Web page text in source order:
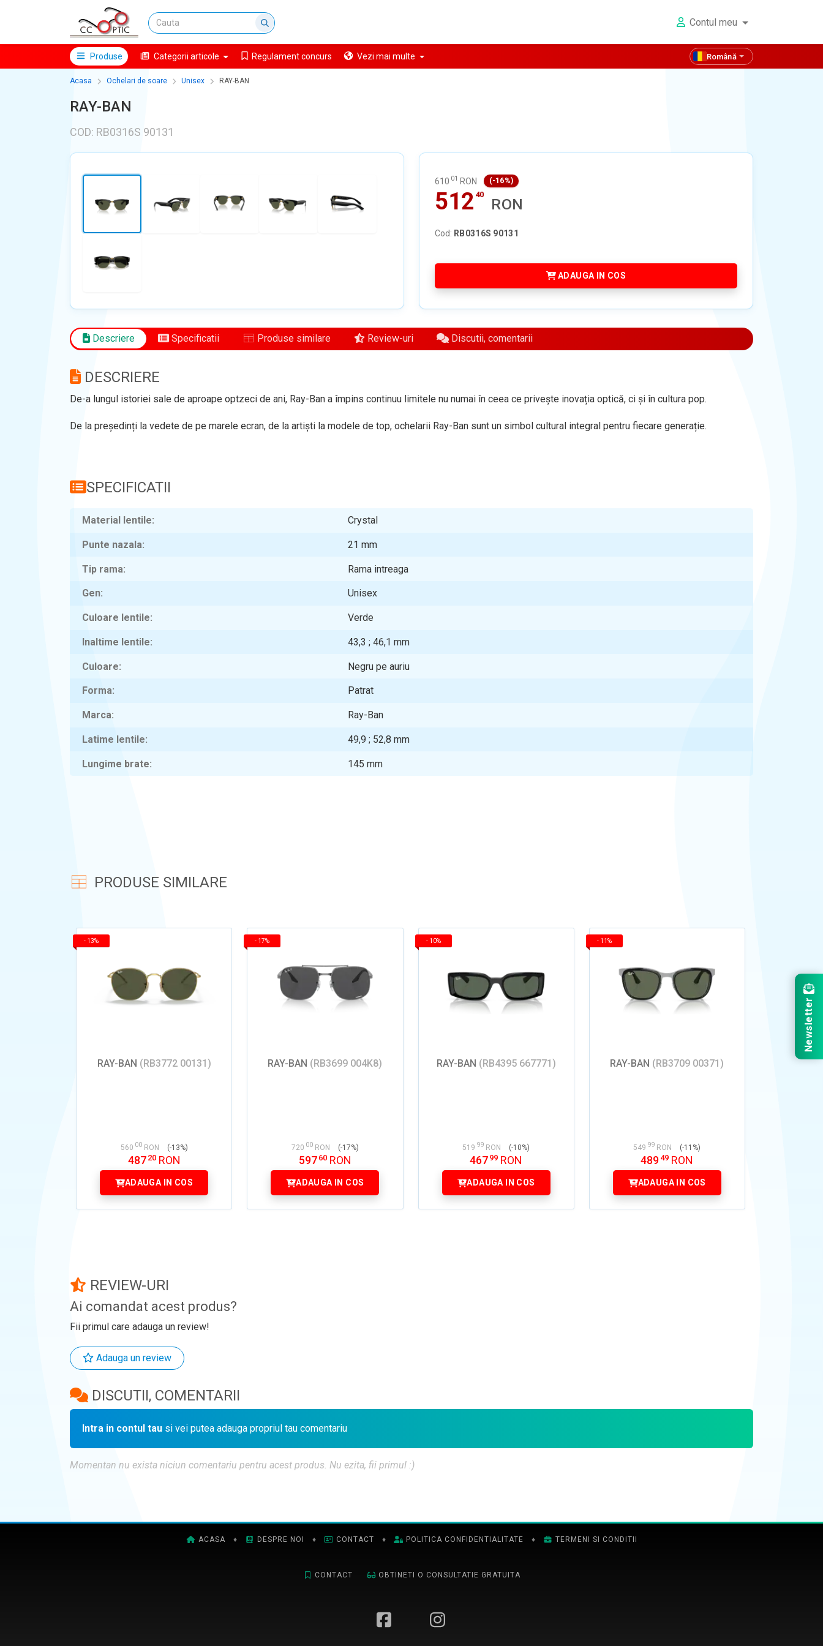
Contul meu
Produse Categorii articole Regulament concurs Vezi mai multe Română
Acasa Ochelari de soare Unisex RAY-BAN
RAY-BAN
COD: RB0316S 90131
610 01 RON (-16%)
512 40
RON
Cod: RB0316S 90131
ADAUGA IN COS
Descriere Specificatii Produse similare Review-uri Discutii, comentarii
DESCRIERE
De-a lungul istoriei sale de aproape optzeci de ani, Ray-Ban a împins continuu limitele nu numai în ceea ce privește inovația optică, ci și în cultura pop.
De la președinți la vedete de pe marele ecran, de la artiști la modele de top, ochelarii Ray-Ban sunt un simbol cultural integral pentru fiecare generație.
SPECIFICATII
Material lentile Crystal
Punte nazala 21mm
Tip rama Rama intreaga
Gen Unisex
Culoare lentile Verde
Inaltime lentile 43,3 ; 46,1mm
Culoare Negru pe auriu
Forma Patrat
Marca Ray-Ban
Latime lentile 49,9 ; 52,8mm
Lungime brate 145mm
PRODUSE SIMILARE
- 13%
RAY-BAN (RB3772 00131)
560 00 RON (-13%)
487 20 RON
ADAUGA IN COS
- 17%
RAY-BAN (RB3699 004K8)
720 00 RON (-17%)
597 60 RON
ADAUGA IN COS
- 10%
RAY-BAN (RB4395 667771)
519 99 RON (-10%)
467 99 RON
ADAUGA IN COS
- 11%
RAY-BAN (RB3709 00371)
549 99 RON (-11%)
489 49 RON
ADAUGA IN COS
REVIEW-URI
Ai comandat acest produs?
Fii primul care adauga un review!
Adauga un review
DISCUTII, COMENTARII
Intra in contul tau si vei putea adauga propriul tau comentariu
Momentan nu exista niciun comentariu pentru acest produs. Nu ezita, fii primul :)
ACASA ♦ DESPRE NOI ♦ CONTACT ♦ POLITICA CONFIDENTIALITATE ♦ TERMENI SI CONDITII
CONTACT OBTINETI O CONSULTATIE GRATUITA
Newsletter